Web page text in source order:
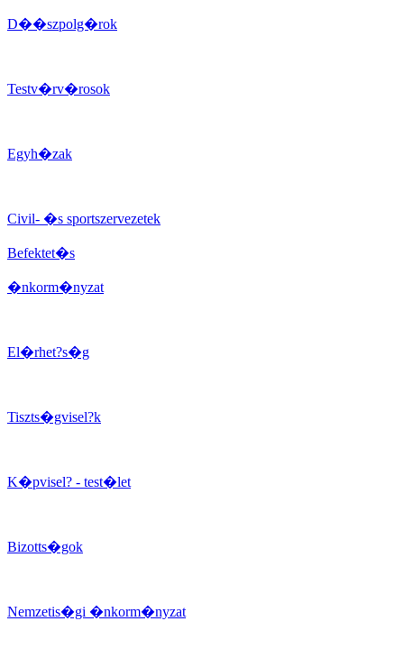
D��szpolg�rok
Testv�rv�rosok
Egyh�zak
Civil- �s sportszervezetek
Befektet�s
�nkorm�nyzat
El�rhet?s�g
Tiszts�gvisel?k
K�pvisel? - test�let
Bizotts�gok
Nemzetis�gi �nkorm�nyzat